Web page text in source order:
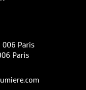
006 Paris
Paris